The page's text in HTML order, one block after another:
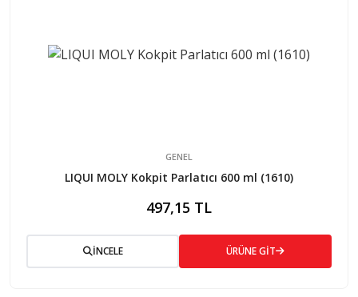
GENEL
LIQUI MOLY Kokpit Parlatıcı 600 ml (1610)
497,15 TL
İNCELE ÜRÜNE GİT